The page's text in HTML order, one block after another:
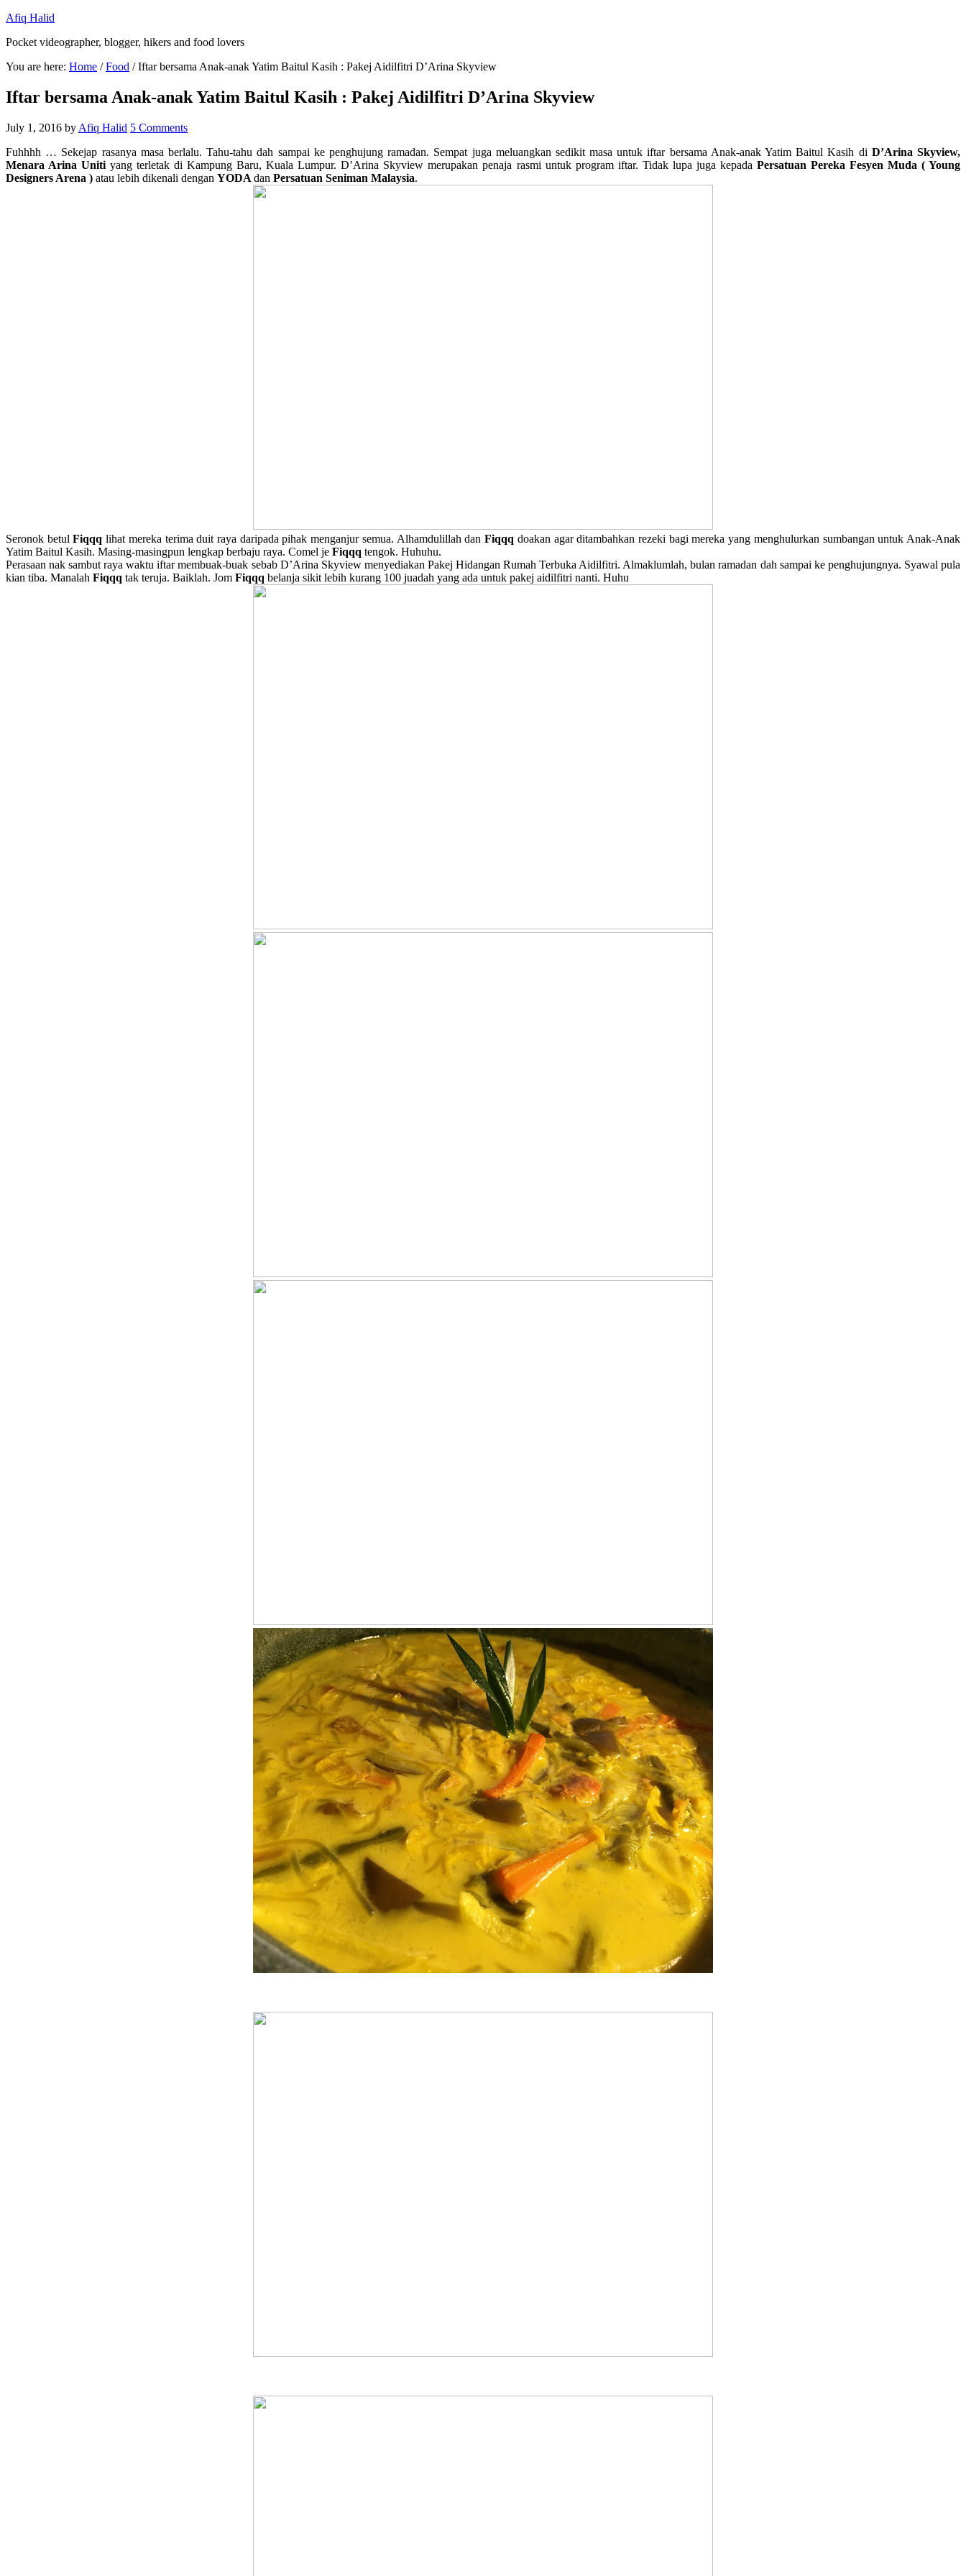
Afiq Halid
Pocket videographer, blogger, hikers and food lovers
You are here: Home / Food /Iftar bersama Anak-anak Yatim Baitul Kasih : Pakej Aidilfitri D’Arina Skyview
Iftar bersama Anak-anak Yatim Baitul Kasih : Pakej Aidilfitri D’Arina Skyview
July 1, 2016 by Afiq Halid 5 Comments
Fuhhhh … Sekejap rasanya masa berlalu. Tahu-tahu dah sampai ke penghujung ramadan. Sempat juga meluangkan sedikit masa untuk iftar bersama Anak-anak Yatim Baitul Kasih di D’Arina Skyview,
Menara Arina Uniti yang terletak di Kampung Baru, Kuala Lumpur. D’Arina Skyview merupakan penaja rasmi untuk program iftar. Tidak lupa juga kepada Persatuan Pereka Fesyen Muda ( Young
Designers Arena ) atau lebih dikenali dengan YODA dan Persatuan Seniman Malaysia.
Seronok betulFiqqq lihat mereka terima duit raya daripada pihak menganjur semua. Alhamdulillah danFiqqq doakan agar ditambahkan rezeki bagi mereka yang menghulurkan sumbangan untuk Anak-Anak
Yatim Baitul Kasih. Masing-masingpun lengkap berbaju raya. Comel je Fiqqq tengok. Huhuhu.
Perasaan nak sambut raya waktu iftar membuak-buak sebab D’Arina Skyview menyediakan Pakej Hidangan Rumah Terbuka Aidilfitri. Almaklumlah, bulan ramadan dah sampai ke penghujungnya. Syawal pula
kian tiba. Manalah Fiqqq tak teruja. Baiklah. Jom Fiqqq belanja sikit lebih kurang 100 juadah yang ada untuk pakej aidilfitri nanti. Huhu